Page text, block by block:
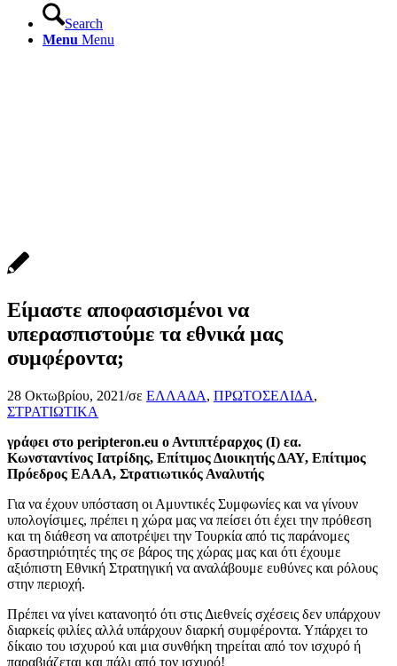
Search
Menu Menu
Είμαστε αποφασισμένοι να
υπερασπιστούμε τα εθνικά μας
συμφέροντα;
28 Οκτωβρίου, 2021/σε ΕΛΛΑΔΑ, ΠΡΩΤΟΣΕΛΙΔΑ,
ΣΤΡΑΤΙΩΤΙΚΑ
γράφει στο peripteron.eu ο Αντιπτέραρχος (Ι) εα.
Κωνσταντίνος Ιατρίδης, Επίτιμος Διοικητής ΔΑΥ, Επίτιμος
Πρόεδρος ΕΑΑΑ, Στρατιωτικός Αναλυτής
Για να έχουν υπόσταση οι Αμυντικές Συμφωνίες και να γίνουν
υπολογίσιμες, πρέπει η χώρα μας να πείσει ότι έχει την πρόθεση
και τη διάθεση να αποτρέψει την Τουρκία από τις παράνομες
δραστηριότητές της σε βάρος της χώρας μας και ότι έχουμε
αξιόπιστη Εθνική Στρατηγική να αναλάβουμε ευθύνες και ρόλους
στην περιοχή.
Πρέπει να γίνει κατανοητό ότι στις Διεθνείς σχέσεις δεν υπάρχουν
διαρκείς φιλίες αλλά υπάρχουν διαρκή συμφέροντα. Υπάρχει το
δίκαιο του ισχυρού και μια συνθήκη τηρείται από τον ισχυρό ή
παραβιάζεται και πάλι από τον ισχυρό!